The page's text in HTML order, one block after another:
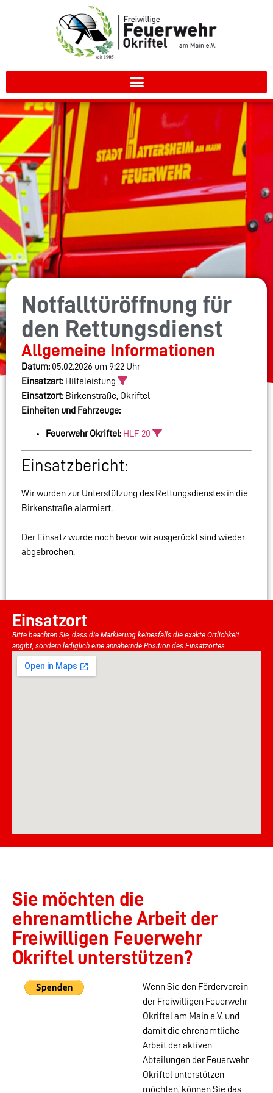
Notfalltüröffnung für
den Rettungsdienst
Allgemeine Informationen
Datum: 05.02.2026 um 9:22 Uhr
Einsatzart: Hilfeleistung
Einsatzort: Birkenstraße, Okriftel
Einheiten und Fahrzeuge:
Feuerwehr Okriftel: HLF 20
Einsatzbericht:
Wir wurden zur Unterstützung des Rettungsdienstes in die
Birkenstraße alarmiert.
Der Einsatz wurde noch bevor wir ausgerückt sind wieder
abgebrochen.
Einsatzort
Bitte beachten Sie, dass die Markierung keinesfalls die exakte Örtlichkeit
angibt, sondern lediglich eine annähernde Position des Einsatzortes
Sie möchten die
ehrenamtliche Arbeit der
Freiwilligen Feuerwehr
Okriftel unterstützen?
Wenn Sie den Förderverein
der Freiwilligen Feuerwehr
Okriftel am Main e.V. und
damit die ehrenamtliche
Arbeit der aktiven
Abteilungen der Feuerwehr
Okriftel unterstützen
möchten, können Sie das